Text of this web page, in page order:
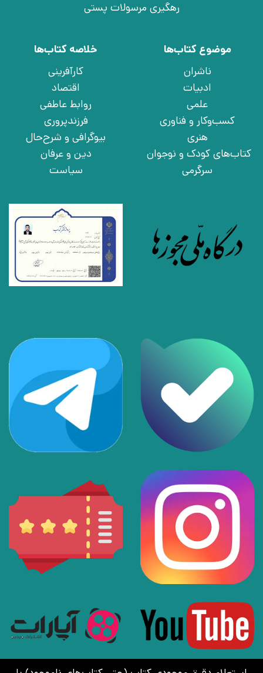
رهگیری مرسولات پستی
موضوع کتاب‌ها
ناشران
ادبیات
علمی
کسب‌وکار و فناوری
هنری
کتاب‌های کودک و نوجوان
سرگرمی
خلاصه کتاب‌ها
کارآفرینی
اقتصاد
روابط عاطفی
فرزندپروری
بیوگرافی و شرح‌حال
دین و عرفان
سیاست